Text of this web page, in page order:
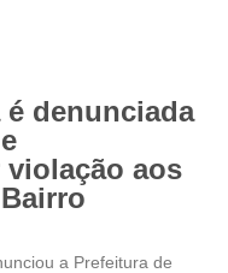
denunciada
aos
a Prefeitura de